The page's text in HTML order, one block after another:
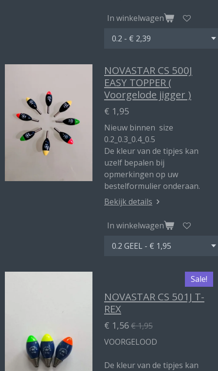
In winkelwagen
NOVASTAR CS 500J
EASY TOPPER (
Voorgelode jigger )
€ 1,95
Nieuw binnen size
0.2_0.3_0.4_0.5
De kleur van de tipjes kan
uzelf bepalen bij
opmerkingen op uw
bestelformulier onderaan.
Bekijk details
In winkelwagen
Sale!
NOVASTAR CS 501J T-
REX
€ 1,56€ 1,95
VOORGELOOD
De kleur van de tipjes kan